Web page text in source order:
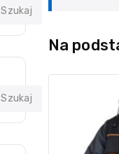
Na
Szukaj
Szukaj